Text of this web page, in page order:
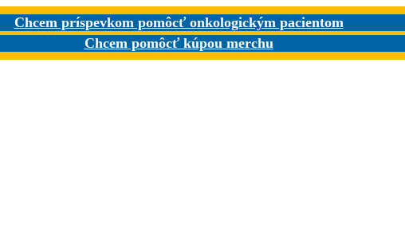
Chcem príspevkom pomôcť onkologickým pacientom
Chcem pomôcť kúpou merchu